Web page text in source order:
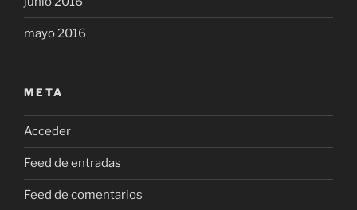
mayo 2016
META
Acceder
Feed de entradas
Feed de comentarios